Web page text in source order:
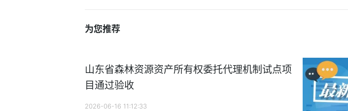
为您推荐
山东省森林资源资产所有权委托代理机制试点项
目通过验收
2026-06-16 11:12:33